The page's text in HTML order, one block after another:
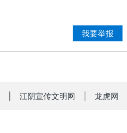
我要举报
江阴宣传文明网 龙虎网